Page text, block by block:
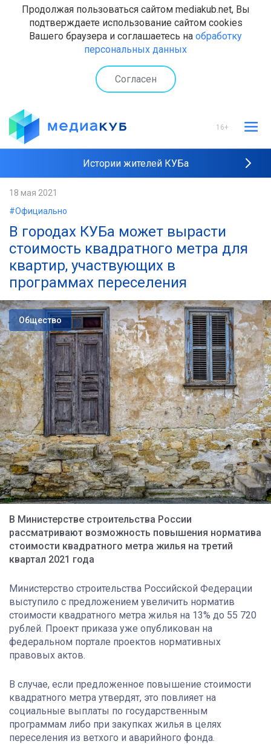
Продолжая пользоваться сайтом mediakub.net, Вы
подтверждаете использование сайтом cookies
Вашего браузера и соглашаетесь на обработку
персональных данных
Согласен
16+
Истории жителей КУБа
18 мая 2021
#Официально
В городах КУБа может вырасти
стоимость квадратного метра для
квартир, участвующих в
программах переселения
Общество
В Министерстве строительства России
рассматривают возможность повышения норматива
стоимости квадратного метра жилья на третий
квартал 2021 года
Министерство строительства Российской Федерации
выступило с предложением увеличить норматив
стоимости квадратного метра жилья на 13% до 55 720
рублей. Проект приказа уже опубликован на
федеральном портале проектов нормативных
правовых актов.
В случае, если предложенное повышение стоимости
квадратного метра утвердят, это повлияет на
социальные выплаты по государственным
программам либо при закупках жилья в целях
переселения из ветхого и аварийного фонда.